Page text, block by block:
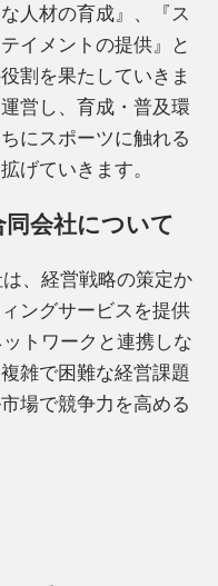
人材の育成』、『ス
イメントの提供』と
割を果たしていきま
営し、育成・普及環
にスポーツに触れる
げていきます。
会社について
、経営戦略の策定か
ングサービスを提供
トワークと連携しな
雑で困難な経営課題
場で競争力を高める